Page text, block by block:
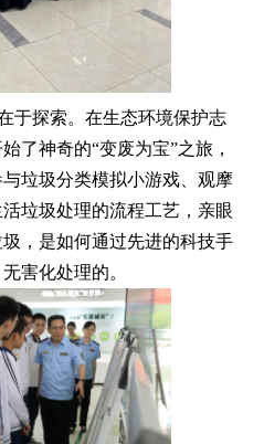
于探索。在生态环境保护志
了神奇的“变废为宝”之旅，
垃圾分类模拟小游戏、观摩
垃圾处理的流程工艺，亲眼
，是如何通过先进的科技手
害化处理的。